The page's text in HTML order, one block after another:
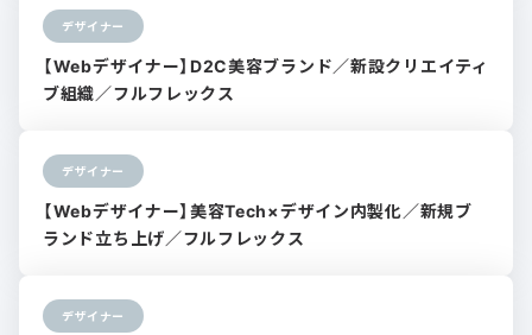
デザイナー
【Webデザイナー】D2C美容ブランド／新設クリエイティ
ブ組織／フルフレックス
デザイナー
【Webデザイナー】美容Tech×デザイン内製化／新規ブ
ランド立ち上げ／フルフレックス
デザイナー